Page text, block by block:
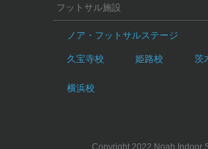
フットサル施設
ノア・フットサルステージ
久宝寺校 姫路校 茨
横浜校
Copyright 2022 Noah Indoor